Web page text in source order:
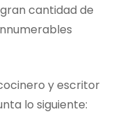
cantidad de
y escritor
lo siguiente: